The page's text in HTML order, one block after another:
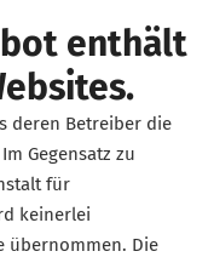
enthält
deren Betreiber die
Gegensatz zu
für
keinerlei
übernommen. Die